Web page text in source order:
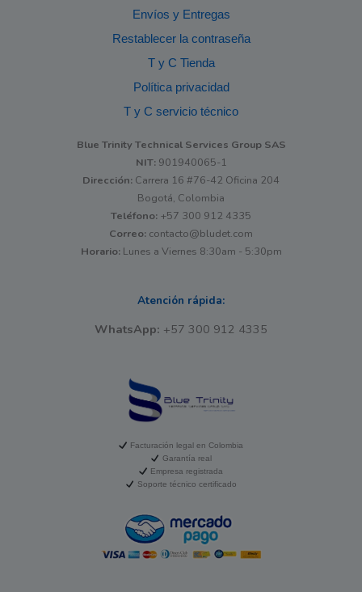
Envíos y Entregas
Restablecer la contraseña
T y C Tienda
Política privacidad
T y C servicio técnico
Blue Trinity Technical Services Group SAS
NIT:901940065-1
Dirección: Carrera 16 #76-42 Oficina 204
Bogotá, Colombia
Teléfono: +57 300 912 4335
Correo: contacto@bludet.com
Horario:Lunes a Viernes 8:30am - 5:30pm
Atención rápida:
WhatsApp: +57 300 912 4335
Facturación legal en Colombia
Garantía real
Empresa registrada
Soporte técnico certificado